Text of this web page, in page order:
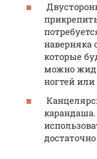
наверняка
которые
можно
ногтей